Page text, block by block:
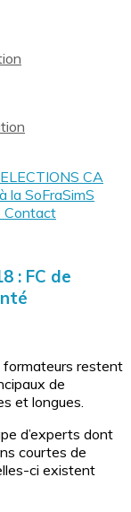
ELECTIONS CA
la SoFraSimS
Contact
: FC de
formateurs restent
de
et longues.
d’experts dont
courtes de
ci existent